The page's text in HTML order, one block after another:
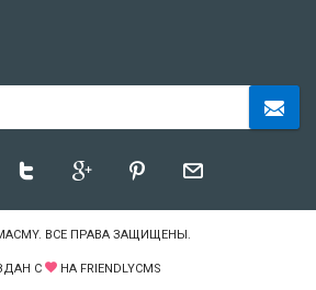
. ВСЕ ПРАВА ЗАЩИЩЕНЫ.
С НА FRIENDLYCMS